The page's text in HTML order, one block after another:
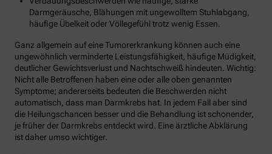
Darmgeräusche, Blähungen mit ungewolltem Stuhlabgang,
häufige Übelkeit oder Völlegefühl trotz wenig Essen.
Ganz allgemein auf eine Tumorerkrankung können auch eine
ungewöhnlich verminderte Leistungsfähigkeit, häufige Müdigkeit,
deutlicher Gewichtsverlust und Nachtschweiß hindeuten. Wichtig:
Nicht alle Betroffenen haben eine oder alle oben genannten
Symptome; andererseits bedeuten die Beschwerden nicht
automatisch, dass man Darmkrebs hat. In jedem Fall aber sind
die Heilungschancen besser und die Behandlung ist schonender,
je früher der Darmkrebs entdeckt wird. Eine ärztliche Abklärung
ist daher umso wichtiger.